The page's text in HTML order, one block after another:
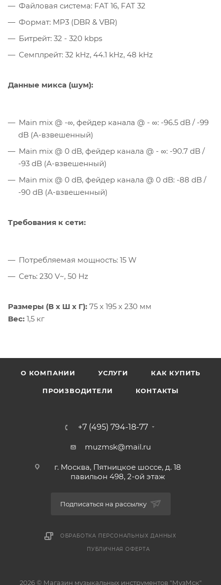
Файловая система: FAT 16, FAT 32
Формат: MP3 (DBR & VBR)
Битрейт: 32 - 320 kbps
Семплрейт: 32 kHz, 44.1 kHz, 48 kHz
Данные микса (шум):
Main mix @ -∞, фейдер канала @ - ∞: -96.5 dB / -99
dB (А-взвешенный)
Main mix @ 0 dB, фейдер канала @ - ∞: -90.7 dB /
-93 dB (А-взвешенный)
Main mix @ 0 dB, фейдер канала @ 0 dB: -88 dB /
-90 dB (А-взвешенный)
Требования к сети:
Потребляемая мощность: 15 W
Сеть: 230 V~, 50 Hz
Размеры (В х Ш х Г): 75 х 195 х 230 мм
Вес: 1,5 кг
О КОМПАНИИ УСЛУГИ КАК КУПИТЬ
ПРОИЗВОДИТЕЛИ КОНТАКТЫ
+7 (495) 794-18-77
muzmsk@mail.ru
г. Москва, Пятницкое шоссе, д. 18
павильон 498, 2-ой этаж
Подписаться на рассылку
ОБРАБОТКА ПЕРСОНАЛЬНЫХ ДАННЫХ
ПУБЛИЧНАЯ ОФЕРТА
2026 © Магазин музыкальных инструментов "МузМск"